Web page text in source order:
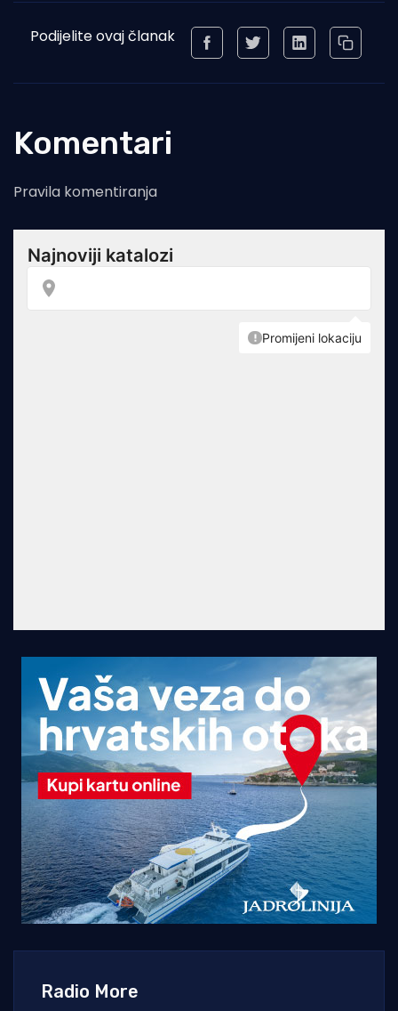
Podijelite ovaj članak
Komentari
Pravila komentiranja
Radio More